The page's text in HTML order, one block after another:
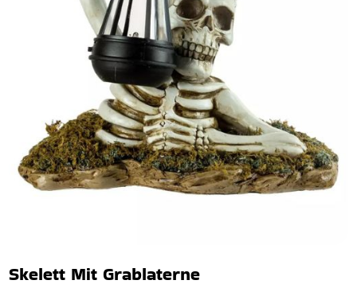
Skelett Mit Grablaterne